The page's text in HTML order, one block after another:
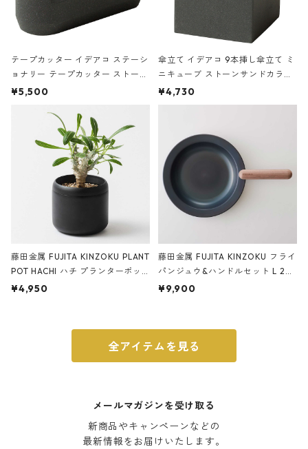
テープカッター イデアコ ステーシ
ョナリー テープカッター ストーン
サンドカラー 石調 ideaco Station
¥5,500
傘立て イデアコ 9本挿し傘立て ミ
ニキューブ ストーンサンドカラー
石調 ideaco Umbrella Stand CUB
E ストーンサンドブラック
¥4,730
藤田金属 FUJITA KINZOKU PLANT
POT HACHI ハチ プランターポッ
ト 3号 ブラック
¥4,950
藤田金属 FUJITA KINZOKU フライ
パンジュウ&ハンドルセット L 24c
m ガス火・IH対応 鉄フライパン
¥9,900
全アイテムを見る
メールマガジンを受け取る
新商品やキャンペーンなどの
最新情報をお届けいたします。